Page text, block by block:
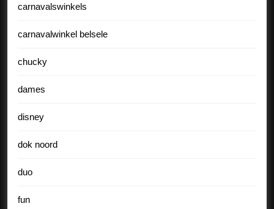
carnavalswinkels
carnavalwinkel belsele
chucky
dames
disney
dok noord
duo
fun